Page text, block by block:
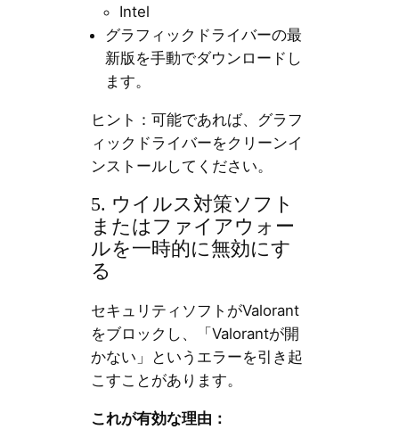
Intel
グラフィックドライバーの最
新版を手動でダウンロードし
ます。
ヒント：可能であれば、グラフ
ィックドライバーをクリーンイ
ンストールしてください。
5. ウイルス対策ソフト
またはファイアウォー
ルを一時的に無効にす
る
セキュリティソフトがValorant
をブロックし、「Valorantが開
かない」というエラーを引き起
こすことがあります。
これが有効な理由：